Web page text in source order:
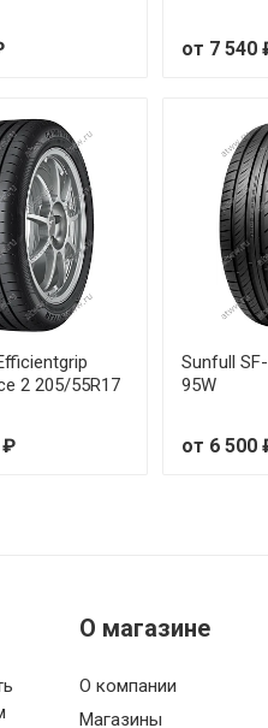
55R18 104W
55R19 105W
55R19 105Y
55R20 105W
35R21 96Y
40R17 95W
45R18 100Y
45R19 102Y
от 7 540
2 205/55R17
₽
Sunfull
95W
от 6 500
О магазине
О компании
Магазины